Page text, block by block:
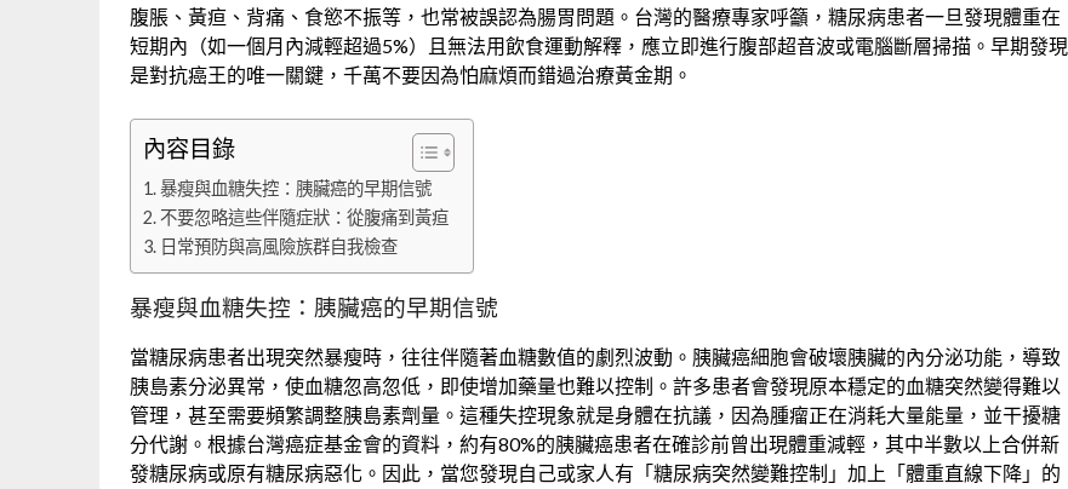
腹脹、黃疸、背痛、食慾不振等，也常被誤認為腸胃問題。台灣的醫療專家呼籲，糖尿病患者一旦發現體重在
短期內（如一個月內減輕超過5%）且無法用飲食運動解釋，應立即進行腹部超音波或電腦斷層掃描。早期發現
是對抗癌王的唯一關鍵，千萬不要因為怕麻煩而錯過治療黃金期。
內容目錄
暴瘦與血糖失控：胰臟癌的早期信號
不要忽略這些伴隨症狀：從腹痛到黃疸
日常預防與高風險族群自我檢查
暴瘦與血糖失控：胰臟癌的早期信號
當糖尿病患者出現突然暴瘦時，往往伴隨著血糖數值的劇烈波動。胰臟癌細胞會破壞胰臟的內分泌功能，導致
胰島素分泌異常，使血糖忽高忽低，即使增加藥量也難以控制。許多患者會發現原本穩定的血糖突然變得難以
管理，甚至需要頻繁調整胰島素劑量。這種失控現象就是身體在抗議，因為腫瘤正在消耗大量能量，並干擾糖
分代謝。根據台灣癌症基金會的資料，約有80%的胰臟癌患者在確診前曾出現體重減輕，其中半數以上合併新
發糖尿病或原有糖尿病惡化。因此，當您發現自己或家人有「糖尿病突然變難控制」加上「體重直線下降」的